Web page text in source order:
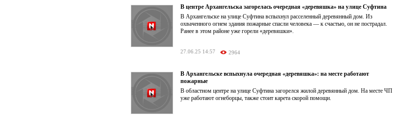
В центре Архангельска загорелась очередная «деревяшка» на улице Суфтина
В Архангельске на улице Суфтина вспыхнул расселенный деревянный дом. Из
охваченного огнем здания пожарные спасли человека — к счастью, он не пострадал.
Ранее в этом районе уже горели «деревяшки».
27.06.25 14:57 2964
В Архангельске вспыхнула очередная «деревяшка»: на месте работают
пожарные
В областном центре на улице Суфтина загорелся жилой деревянный дом. На месте ЧП
уже работают огнеборцы, также стоит карета скорой помощи.